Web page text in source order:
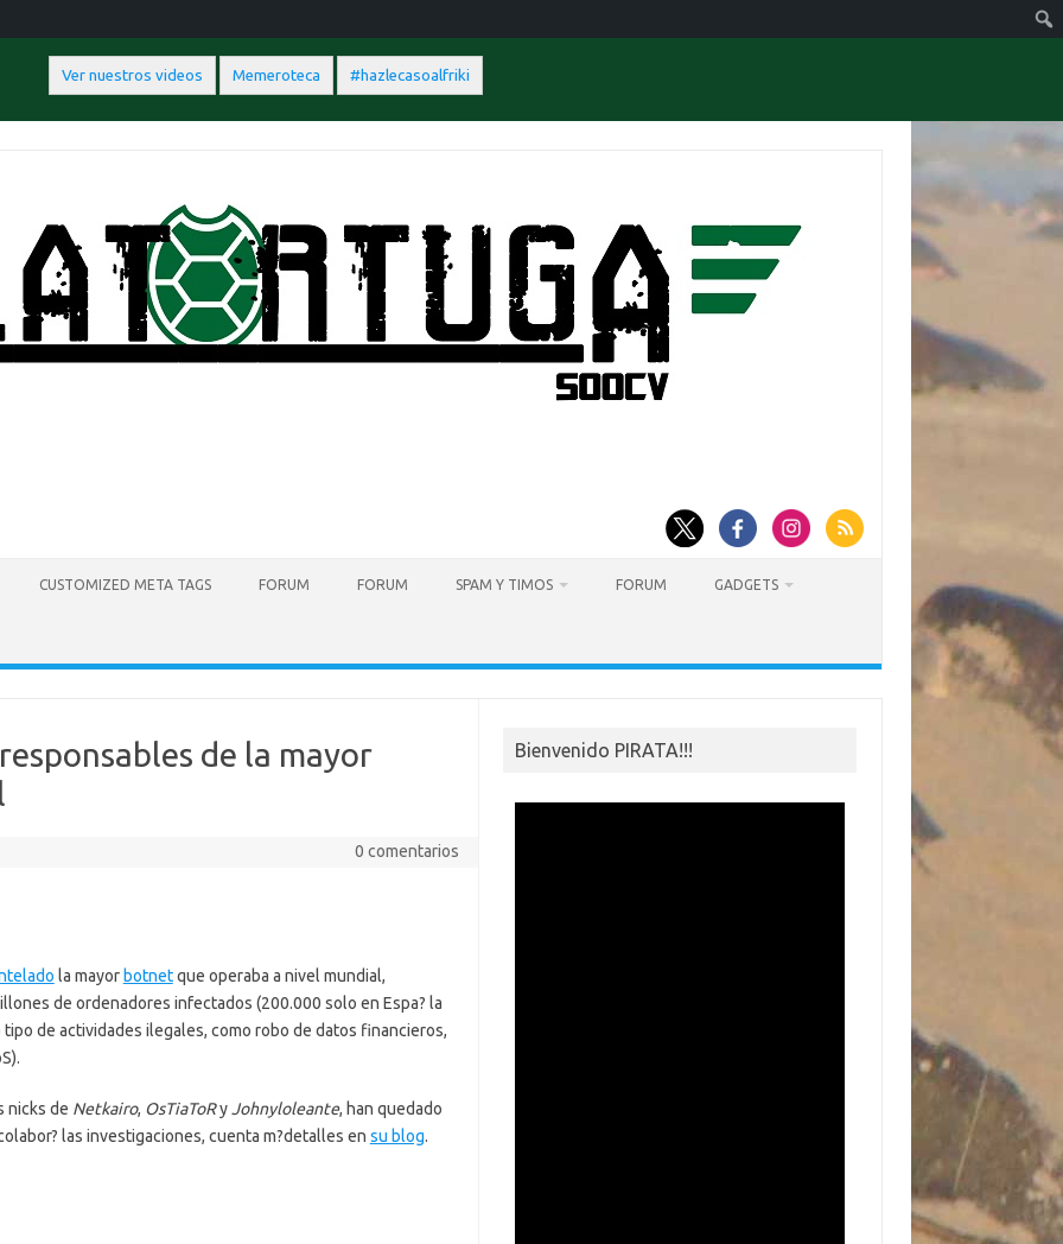
Ver nuestros videos Memeroteca #hazlecasoalfriki
CUSTOMIZED META TAGS FORUM FORUM SPAM Y TIMOS FORUM GADGETS
de la mayor
0 comentarios
la mayor botnetque operaba a nivel mundial,
de ordenadores infectados (200.000 solo en Espa? la
de actividades ilegales, como robo de datos financieros,
nicks de Netkairo, OsTiaToRy Johnyloleante, han quedado
las investigaciones, cuenta m?detalles en su blog.
Bienvenido PIRATA!!!